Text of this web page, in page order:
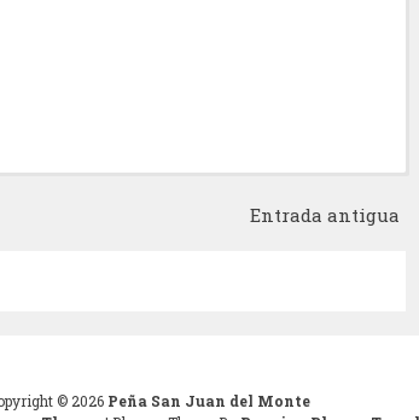
Entrada antigua
© 2026 Peña San Juan del Monte